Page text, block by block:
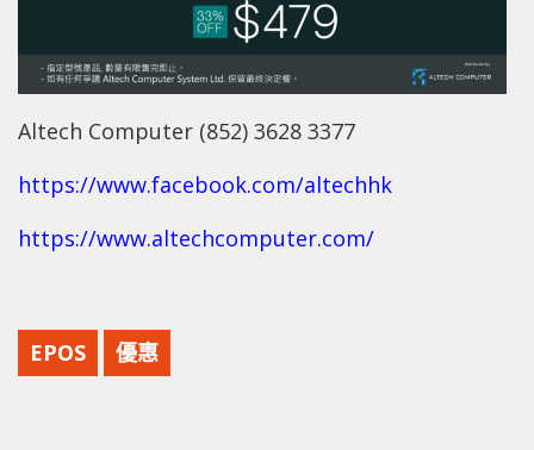
Altech Computer (852) 3628 3377
https://www.facebook.com/altechhk
https://www.altechcomputer.com/
EPOS 優惠